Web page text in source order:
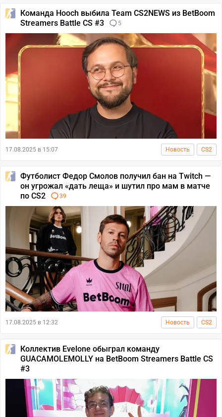
Команда Hooch выбила Team CS2NEWS из BetBoom
Streamers Battle CS #3
5
17.08.2025 в 15:07 Новость CS2
Футболист Федор Смолов получил бан на Twitch —
он угрожал «дать леща» и шутил про мам в матче
по CS2
39
17.08.2025 в 12:32 Новость CS2
Коллектив Evelone обыграл команду
GUACAMOLEMOLLY на BetBoom Streamers Battle CS
#3